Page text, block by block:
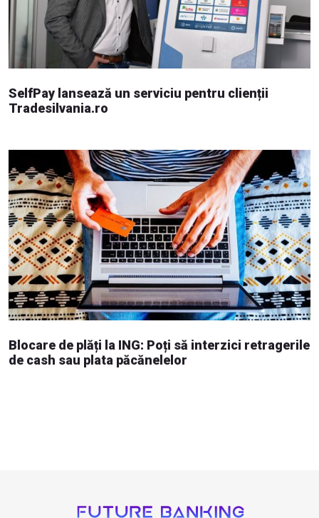
SelfPay lansează un serviciu pentru clienții
Tradesilvania.ro
Blocare de plăți la ING: Poți să interzici retragerile
de cash sau plata păcănelelor